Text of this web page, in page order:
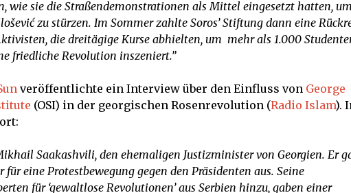
wie sie die Straßendemonstrationen als Mittel eingesetzt hatten, um
zu stürzen. Im Sommer zahlte Soros’ Stiftung dann eine
die dreitägige Kurse abhielten, um mehr als 1.000
friedliche Revolution inszeniert.”
veröffentlichte ein Interview über den Einfluss von George
(OSI) in der georgischen Rosenrevolution (Radio Islam).
Saakashvili, den ehemaligen Justizminister von Georgien. Er
eine Protestbewegung gegen den Präsidenten aus. Seine
für ‘gewaltlose Revolutionen’ aus Serbien hinzu, gaben einer